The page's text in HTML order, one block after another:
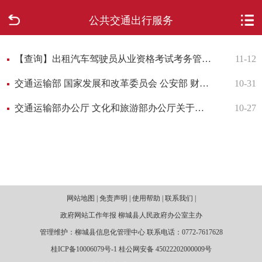
公共交通出行服务
走进柳城
新闻中心
【查询】出租汽车驾驶员从业资格考试考务管理平台 11-12
交通运输部 国家发展和改革委员会 公安部 财政部 人力资源和社会保障部 自然资源部 国家金融监督管理总局 中国证券监督管理委员会 中华全国总工会 关于推进城市公共交通健康可持续发展的若干意见 10-31
交通运输部办公厅 文化和旅游部办公厅关于加快推进城乡道路客运与旅游融合发展有关工作的通知 10-27
网站地图 | 免责声明 | 使用帮助 | 联系我们 |
政府网站工作年报 柳城县人民政府办公室主办
管理维护：柳城县信息化管理中心 联系电话：0772-7617628
桂ICP备10006079号-1 桂公网安备 45022202000009号